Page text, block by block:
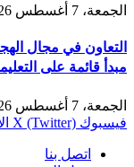
الجمعة، 7 أغسطس 2026
التعاون في مجال
مبدأ قائمة على
الجمعة، 7 أغسطس 2026
فيسبوك X (Twitter)
اتصل بنا